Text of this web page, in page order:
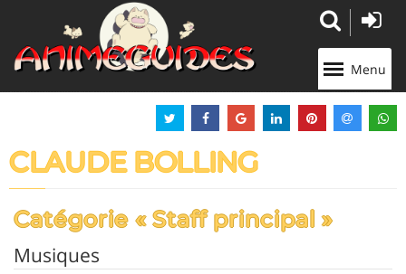
Menu
CLAUDE BOLLING
Catégorie « Staff principal »
Musiques
Panneau de gestion des cookies